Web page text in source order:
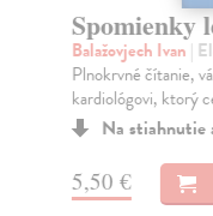
Spomienky
Balažovjech Ivan |
Plnokrvné čítanie,
kardiológovi, ktorý
Na stiahnutie
5,50 €